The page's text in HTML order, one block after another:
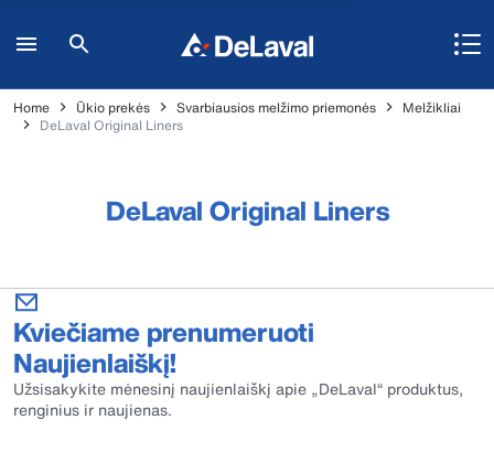
Home Ūkio prekės Svarbiausios melžimo priemonės
Melžikliai
DeLaval Original Liners
DeLaval Original Liners
Kviečiame prenumeruoti
Naujienlaiškį!
Užsisakykite mėnesinį naujienlaiškį apie „DeLaval“ produktus,
renginius ir naujienas.